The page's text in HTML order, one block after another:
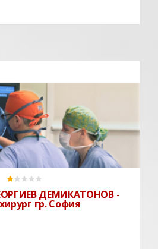
стаж 44
факултет - София
"ПИРОГОВ" - клиника по
като научен сътрудник от 1972
на ген. проф. д-р Манол В
ДЕМИКАТОНОВ -
гр. София